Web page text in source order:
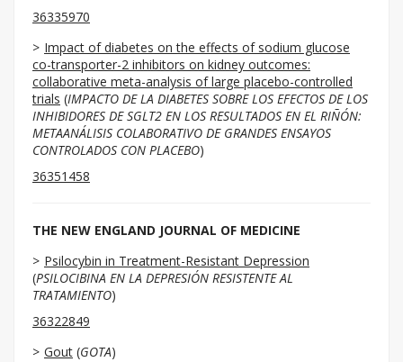
36335970
Impact of diabetes on the effects of sodium glucose
co-transporter-2 inhibitors on kidney outcomes:
collaborative meta-analysis of large placebo-controlled
trials (IMPACTO DE LA DIABETES SOBRE LOS EFECTOS DE LOS
INHIBIDORES DE SGLT2 EN LOS RESULTADOS EN EL RIÑÓN:
METAANÁLISIS COLABORATIVO DE GRANDES ENSAYOS
CONTROLADOS CON PLACEBO)
36351458
THE NEW ENGLAND JOURNAL OF MEDICINE
Psilocybin in Treatment-Resistant Depression
(PSILOCIBINA EN LA DEPRESIÓN RESISTENTE AL
TRATAMIENTO)
36322849
Gout (GOTA)